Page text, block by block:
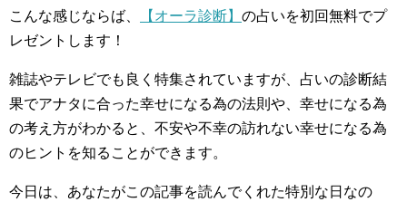
こんな感じならば、 【オーラ診断】 の占いを初回無料でプ
レゼントします！
雑誌やテレビでも良く特集されていますが、占いの診断結
果でアナタに合った幸せになる為の法則や、幸せになる為
の考え方がわかると、不安や不幸の訪れない幸せになる為
のヒントを知ることができます。
今日は、あなたがこの記事を読んでくれた特別な日なの